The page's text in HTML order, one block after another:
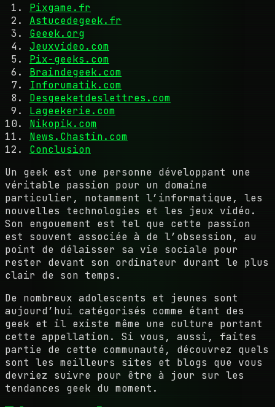
Pixgame.fr
Astucedegeek.fr
Geeek.org
Jeuxvideo.com
Pix-geeks.com
Braindegeek.com
Inforumatik.com
Desgeeketdeslettres.com
Lageekerie.com
Nikopik.com
News.Chastin.com
Conclusion
Un geek est une personne développant une
véritable passion pour un domaine
particulier, notamment l’informatique, les
nouvelles technologies et les jeux vidéo.
Son engouement est tel que cette passion
est souvent associée à de l’obsession, au
point de délaisser sa vie sociale pour
rester devant son ordinateur durant le plus
clair de son temps.
De nombreux adolescents et jeunes sont
aujourd’hui catégorisés comme étant des
geek et il existe même une culture portant
cette appellation. Si vous, aussi, faites
partie de cette communauté, découvrez quels
sont les meilleurs sites et blogs que vous
devriez suivre pour être à jour sur les
tendances geek du moment.